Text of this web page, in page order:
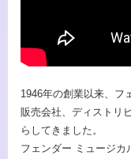
1946年の創業以来、フ
販売会社、ディストリ
らしてきました。
フェンダー ミュージカ